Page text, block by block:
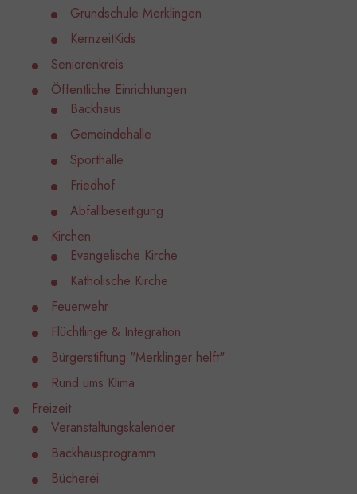
Grundschule Merklingen
KernzeitKids
Seniorenkreis
Öffentliche Einrichtungen
Backhaus
Gemeindehalle
Sporthalle
Friedhof
Abfallbeseitigung
Kirchen
Evangelische Kirche
Katholische Kirche
Feuerwehr
Flüchtlinge & Integration
Bürgerstiftung "Merklinger helft"
Rund ums Klima
Freizeit
Veranstaltungskalender
Backhausprogramm
Bücherei